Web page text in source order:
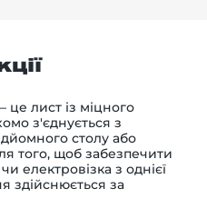
це лист із міцного
з'єднується з
столу або
того, щоб забезпечити
електровізка з однієї
здійснюється за